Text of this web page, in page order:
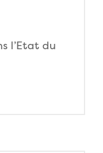
l’Etat du